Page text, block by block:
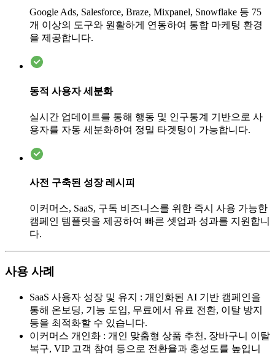
Google Ads, Salesforce, Braze, Mixpanel, Snowflake 등 75
개 이상의 도구와 원활하게 연동하여 통합 마케팅 환경
을 제공합니다.
동적 사용자 세분화
실시간 업데이트를 통해 행동 및 인구통계 기반으로 사
용자를 자동 세분화하여 정밀 타겟팅이 가능합니다.
사전 구축된 성장 레시피
이커머스, SaaS, 구독 비즈니스를 위한 즉시 사용 가능한
캠페인 템플릿을 제공하여 빠른 셋업과 성과를 지원합니
다.
사용 사례
SaaS 사용자 성장 및 유지 : 개인화된 AI 기반 캠페인을
통해 온보딩, 기능 도입, 무료에서 유료 전환, 이탈 방지
등을 최적화할 수 있습니다.
이커머스 개인화 : 개인 맞춤형 상품 추천, 장바구니 이탈
복구, VIP 고객 참여 등으로 전환율과 충성도를 높입니